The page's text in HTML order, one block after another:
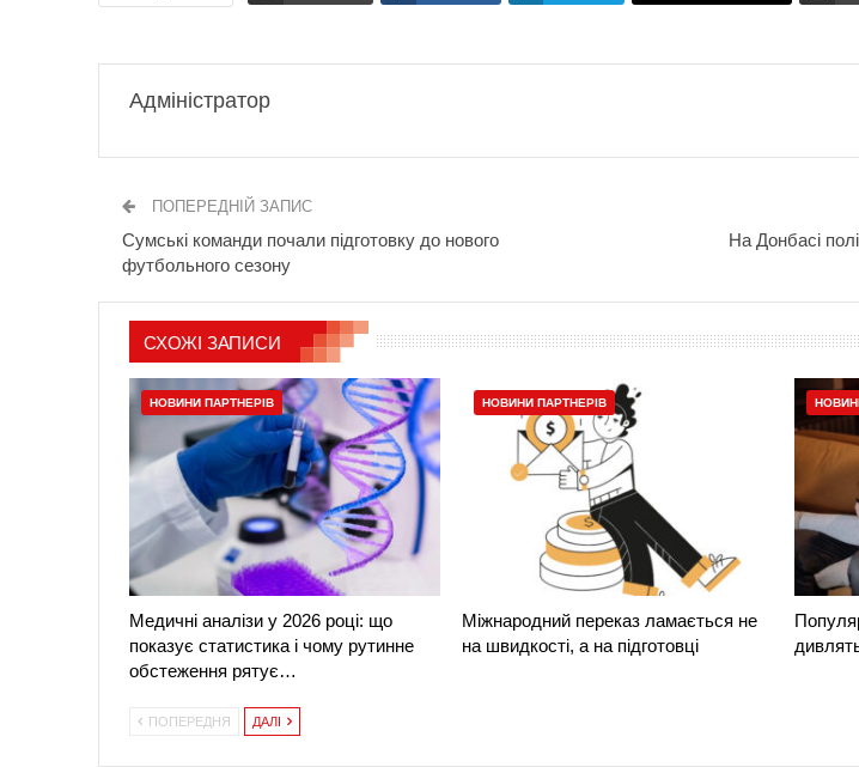
Адміністратор
ПОПЕРЕДНІЙ ЗАПИС
Сумські команди почали підготовку до нового
футбольного сезону
На Донбасі
СХОЖІ ЗАПИСИ
НОВИНИ ПАРТНЕРІВ
Медичні аналізи у 2026 році: що
показує статистика і чому рутинне
обстеження рятує…
НОВИНИ ПАРТНЕРІВ
Міжнародний переказ ламається не
на швидкості, а на підготовці
ПОПЕРЕДНЯ ДАЛІ